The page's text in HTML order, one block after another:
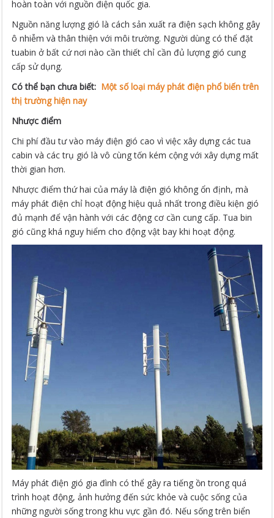
hoàn toàn với nguồn điện quốc gia.
Nguồn năng lượng gió là cách sản xuất ra điện sạch không gây
ô nhiễm và thân thiện với môi trường. Người dùng có thể đặt
tuabin ở bất cứ nơi nào cần thiết chỉ cần đủ lượng gió cung
cấp sử dụng.
Có thể bạn chưa biết: Một số loại máy phát điện phổ biến trên
thị trường hiện nay
Nhược điểm
Chi phí đầu tư vào máy điện gió cao vì việc xây dựng các tua
cabin và các trụ gió là vô cùng tốn kém cộng với xây dựng mất
thời gian hơn.
Nhược điểm thứ hai của máy là điện gió không ổn định, mà
máy phát điện chỉ hoạt động hiệu quả nhất trong điều kiện gió
đủ mạnh để vận hành với các động cơ cần cung cấp. Tua bin
gió cũng khá nguy hiểm cho động vật bay khi hoạt động.
Máy phát điện gió gia đình có thể gây ra tiếng ồn trong quá
trình hoạt động, ảnh hưởng đến sức khỏe và cuộc sống của
những người sống trong khu vực gần đó. Nếu sống trên biển